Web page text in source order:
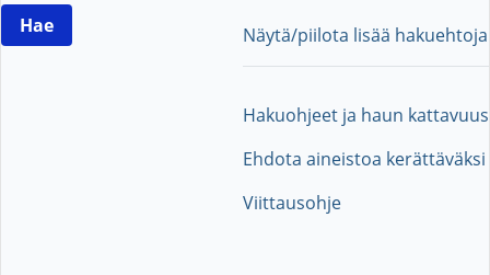
Näytä/piilota lisää hakuehtoja
Hakuohjeet ja haun kattavuus
Ehdota aineistoa kerättäväksi
Viittausohje